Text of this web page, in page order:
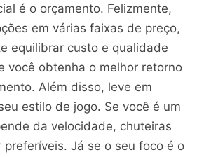
é o orçamento. Felizmente,
em várias faixas de preço,
equilibrar custo e qualidade
você obtenha o melhor retorno
Além disso, leve em
estilo de jogo. Se você é um
da velocidade, chuteiras
preferíveis. Já se o seu foco é o